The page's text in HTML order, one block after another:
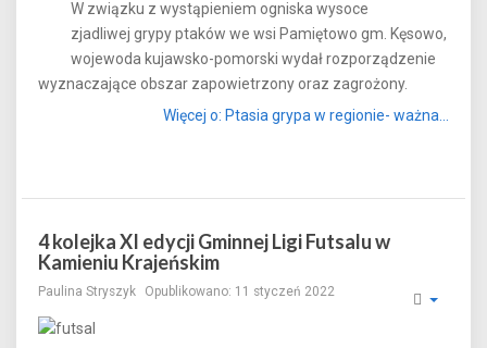
W związku z wystąpieniem ogniska wysoce
zjadliwej grypy ptaków we wsi Pamiętowo gm. Kęsowo,
wojewoda kujawsko-pomorski wydał rozporządzenie
wyznaczające obszar zapowietrzony oraz zagrożony.
Więcej o: Ptasia grypa w regionie- ważna...
4 kolejka XI edycji Gminnej Ligi Futsalu w
Kamieniu Krajeńskim
Paulina Stryszyk Opublikowano: 11 styczeń 2022